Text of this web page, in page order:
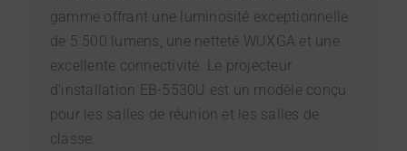
gamme offrant une luminosité exceptionnelle
de 5 500 lumens, une netteté WUXGA et une
excellente connectivité. Le projecteur
d'installation EB-5530U est un modèle conçu
pour les salles de réunion et les salles de
classe.